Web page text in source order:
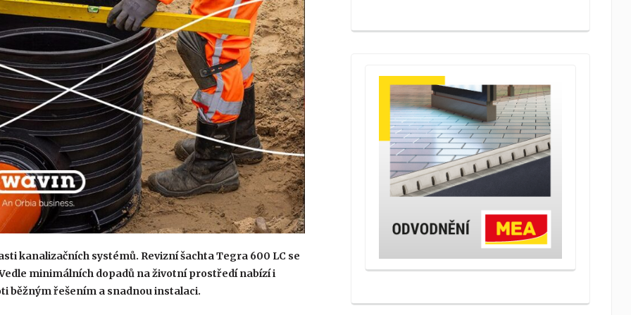
kanalizačních systémů. Revizní šachta Tegra 600 LC se
minimálních dopadů na životní prostředí nabízí i
běžným řešením a snadnou instalaci.